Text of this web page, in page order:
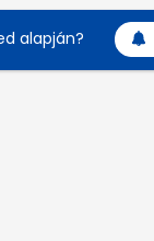
alapján?